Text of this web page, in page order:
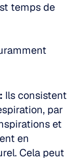
temps de
Ils consistent
par
et
en
Cela peut